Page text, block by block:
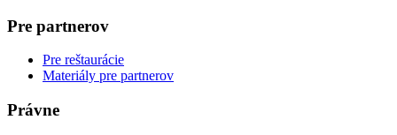
Pre partnerov
Pre reštaurácie
Materiály pre partnerov
Právne